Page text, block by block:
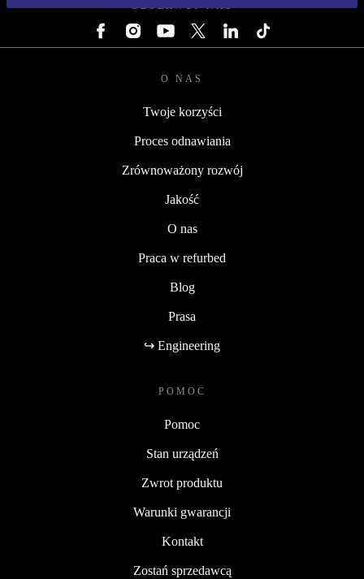
OBSERWUJ NAS
O NAS
Twoje korzyści
Proces odnawiania
Zrównoważony rozwój
Jakość
O nas
Praca w refurbed
Blog
Prasa
↪ Engineering
POMOC
Pomoc
Stan urządzeń
Zwrot produktu
Warunki gwarancji
Kontakt
Zostań sprzedawcą